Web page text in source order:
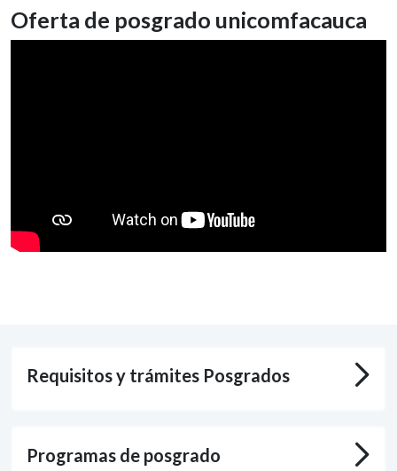
Oferta de posgrado unicomfacauca
Requisitos y trámites Posgrados
Programas de posgrado